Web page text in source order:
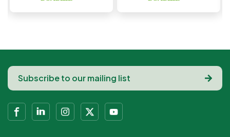
порций, которые можно
взять с собой.Квадратная
форма: современная и
стильная
презентация.Экологичность:
устойчивые к утечкам:
миски идеально подходят